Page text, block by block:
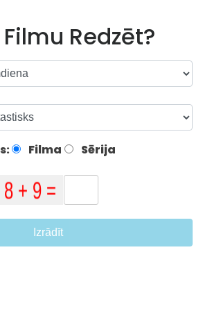
Redzēt?
Filma Sērija
Izrādīt